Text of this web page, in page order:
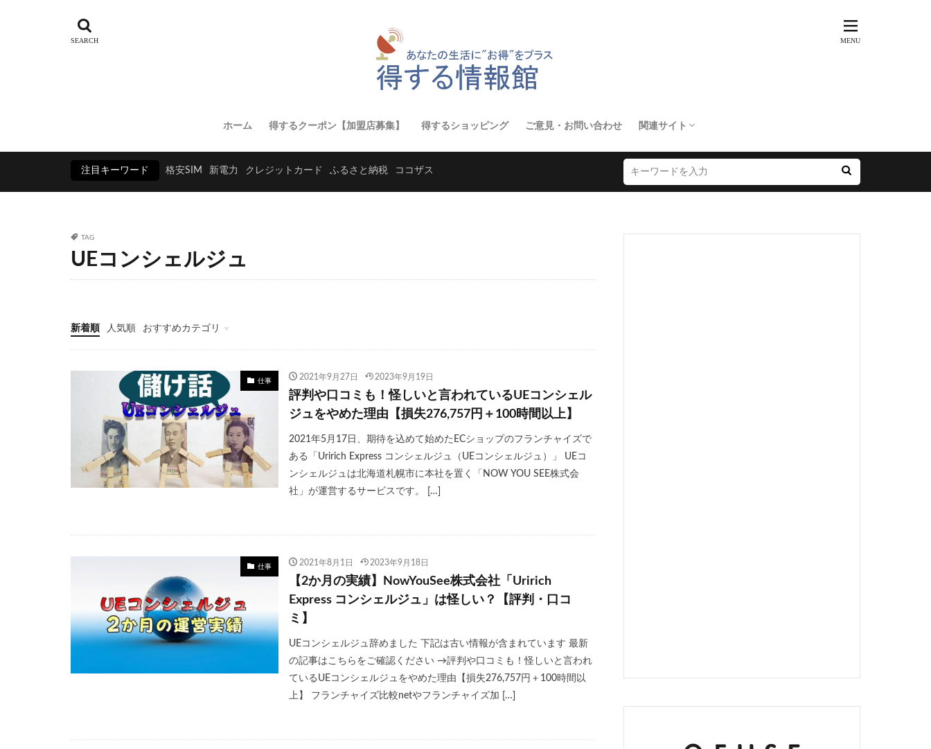
ホーム 得するクーポン【加盟店募集】 得するショッピング ご意見・お問い合わせ 関連サイト
注目キーワード
格安SIM 新電力 クレジットカード ふるさと納税 ココザス
TAG
UEコンシェルジュ
新着順 人気順 おすすめカテゴリ
格安SIM
クレジットカード
仕事 2021年9月27日 2023年9月19日
評判や口コミも！怪しいと言われているUEコンシェル
ジュをやめた理由【損失276,757円＋100時間以上】
2021年5月17日、期待を込めて始めたECショップのフランチャイズで
ある「Uririch Express コンシェルジュ（UEコンシェルジュ）」 UEコ
ンシェルジュは北海道札幌市に本社を置く「NOW YOU SEE株式会
社」が運営するサービスです。 […]
仕事 2021年8月1日 2023年9月18日
【2か月の実績】NowYouSee株式会社「Uririch
Express コンシェルジュ」は怪しい？【評判・口コ
ミ】
UEコンシェルジュ辞めました 下記は古い情報が含まれています 最新
の記事はこちらをご確認ください →評判や口コミも！怪しいと言われ
ているUEコンシェルジュをやめた理由【損失276,757円＋100時間以
上】 フランチャイズ比較netやフランチャイズ加 […]